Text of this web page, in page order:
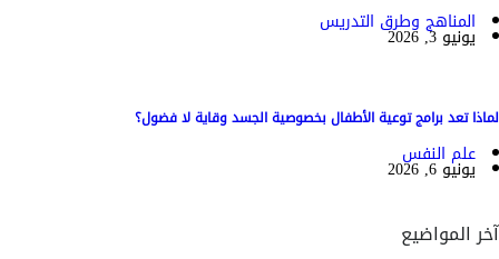
المناهج وطرق التدريس
يونيو 3, 2026
لماذا تعد برامج توعية الأطفال بخصوصية الجسد وقاية لا فضول؟
علم النفس
يونيو 6, 2026
آخر المواضيع